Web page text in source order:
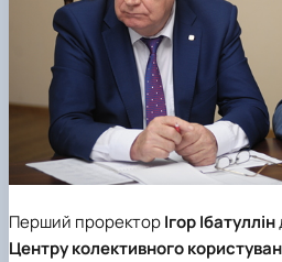
Перший проректорІгор Ібатуллін
Центру колективного